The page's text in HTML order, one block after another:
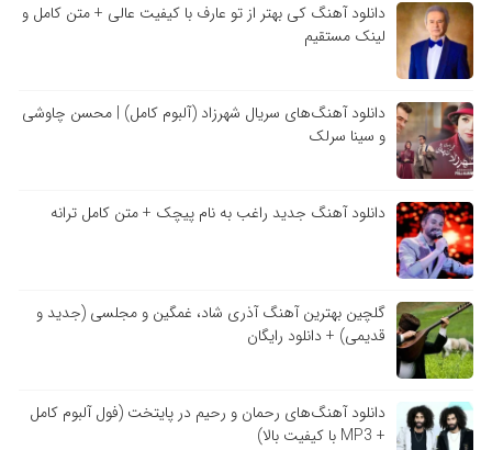
دانلود آهنگ کی بهتر از تو عارف با کیفیت عالی + متن کامل و
لینک مستقیم
دانلود آهنگ‌های سریال شهرزاد (آلبوم کامل) | محسن چاوشی
و سینا سرلک
دانلود آهنگ جدید راغب به نام پیچک + متن کامل ترانه
گلچین بهترین آهنگ آذری شاد، غمگین و مجلسی (جدید و
قدیمی) + دانلود رایگان
دانلود آهنگ‌های رحمان و رحیم در پایتخت (فول آلبوم کامل
+ MP3 با کیفیت بالا)